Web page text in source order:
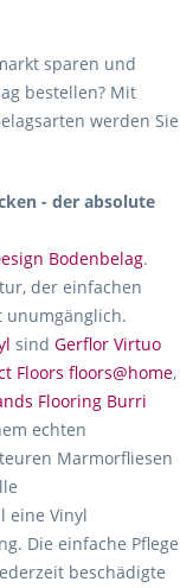
sparen und
bestellen? Mit
werden Sie
- der absolute
Bodenbelag.
der einfachen
unumgänglich.
sind Gerflor Virtuo
Floors floors@home,
Flooring Burri
echten
Marmorfliesen
eine Vinyl
Die einfache Pflege
beschädigte